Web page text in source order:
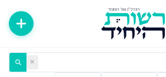
— רשות היחיד ✕